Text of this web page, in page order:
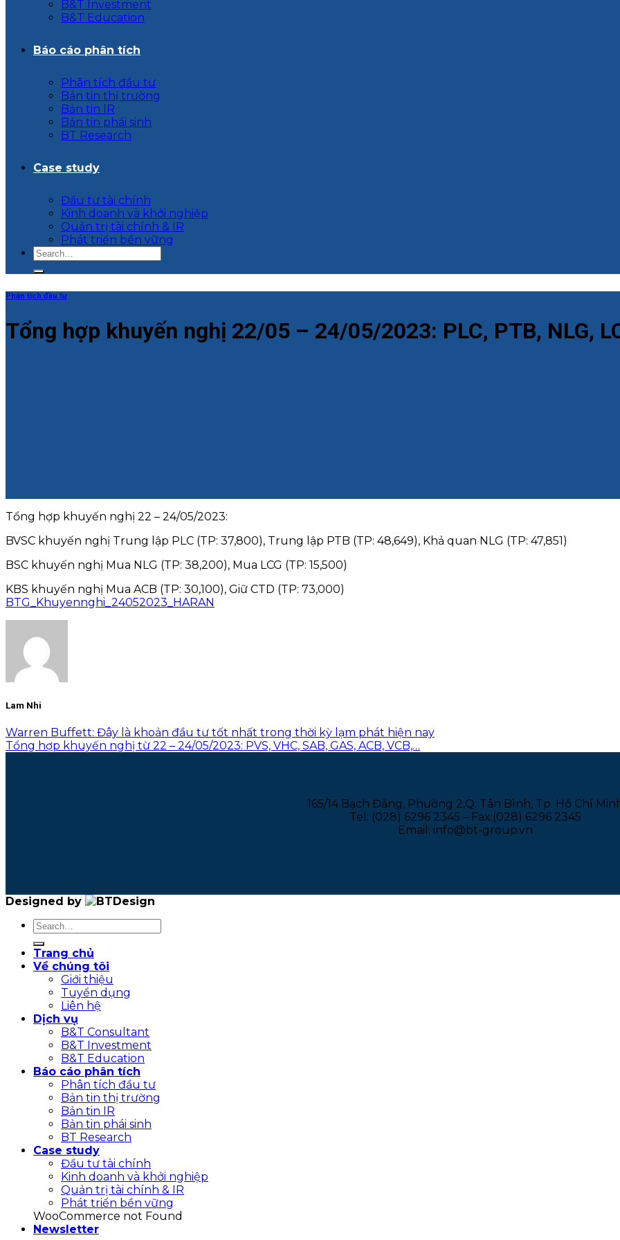
B&T Investment
B&T Education
Báo cáo phân tích
Phân tích đầu tư
Bản tin thị trường
Bản tin IR
Bản tin phái sinh
BT Research
Case study
Đầu tư tài chính
Kinh doanh và khởi nghiệp
Quản trị tài chính & IR
Phát triển bền vững
Phân tích đầu tư
Tổng hợp khuyến nghị 22/05 – 24/05/2023: PLC, PTB, NLG,
Tổng hợp khuyến nghị 22 – 24/05/2023:
BVSC khuyến nghị Trung lập PLC (TP: 37,800), Trung lập PTB (TP: 48,649), Khả quan NLG (TP: 47,851)
BSC khuyến nghị Mua NLG (TP: 38,200), Mua LCG (TP: 15,500)
KBS khuyến nghị Mua ACB (TP: 30,100), Giữ CTD (TP: 73,000)
BTG_Khuyennghi_24052023_HARAN
Lam Nhi
Warren Buffett: Đây là khoản đầu tư tốt nhất trong thời kỳ lạm phát hiện nay
Tổng hợp khuyến nghị từ 22 – 24/05/2023: PVS, VHC, SAB, GAS, ACB, VCB,…
165/14 Bạch Đằng, Phường 2,Q. Tân Bình, Tp. Hồ Chí
Tel: (028) 6296 2345 – Fax:(028) 6296 2345
Email: info@bt-group.vn
Designed by
Trang chủ
Về chúng tôi
Giới thiệu
Tuyển dụng
Liên hệ
Dịch vụ
B&T Consultant
B&T Investment
B&T Education
Báo cáo phân tích
Phân tích đầu tư
Bản tin thị trường
Bản tin IR
Bản tin phái sinh
BT Research
Case study
Đầu tư tài chính
Kinh doanh và khởi nghiệp
Quản trị tài chính & IR
Phát triển bền vững
WooCommerce not Found
Newsletter